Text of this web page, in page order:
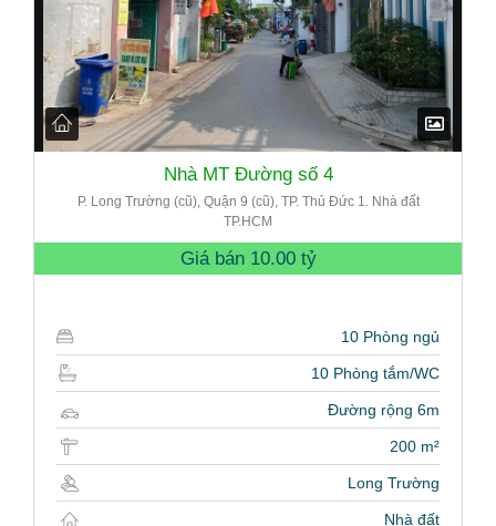
Nhà MT Đường số 4
P. Long Trường (cũ), Quận 9 (cũ), TP. Thủ Đức 1. Nhà đất
TP.HCM
Giá bán 10.00 tỷ
10 Phòng ngủ
10 Phòng tắm/WC
Đường rộng 6m
200 m²
Long Trường
Nhà đất